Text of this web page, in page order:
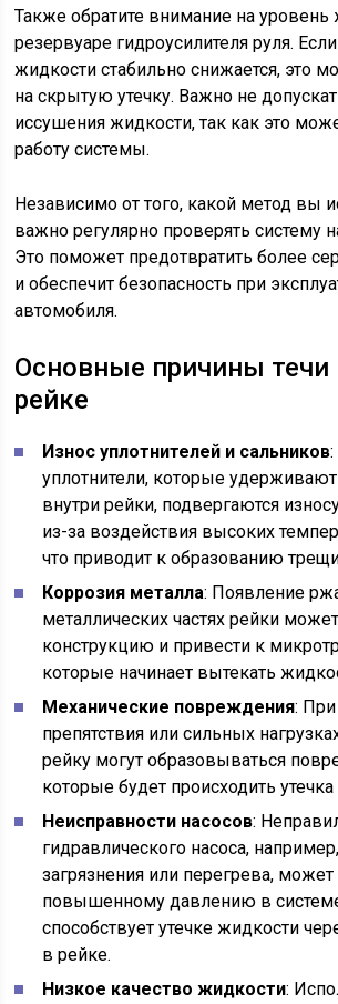
Также обратите внимание на уровень
резервуаре гидроусилителя руля.
жидкости стабильно снижается, это
на скрытую утечку. Важно не
иссушения жидкости, так как это
работу системы.
Независимо от того, какой метод вы
важно регулярно проверять систему
Это поможет предотвратить более
и обеспечит безопасность при
автомобиля.
Основные причины течи
рейке
Износ уплотнителей и сальников
уплотнители, которые
внутри рейки, подвергаются
из-за воздействия высоких
что приводит к образованию
Коррозия металла: Появление
металлических частях рейки
конструкцию и привести к
которые начинает вытекать
Механические повреждения: При
препятствия или сильных
рейку могут образовываться
которые будет происходить
Неисправности насосов:
гидравлического насоса,
загрязнения или перегрева,
повышенному давлению в
способствует утечке жидкости
в рейке.
Низкое качество жидкости: